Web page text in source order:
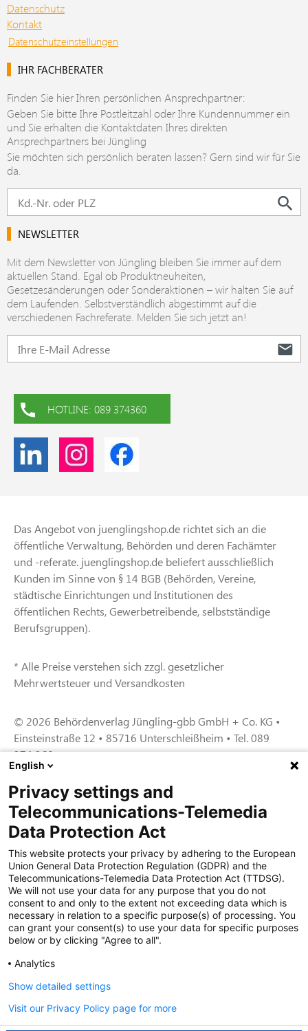
Datenschutz
Kontakt
Datenschutzeinstellungen
IHR FACHBERATER
Finden Sie hier Ihren persönlichen Ansprechpartner:
Geben Sie bitte Ihre Postleitzahl oder Ihre Kundennummer ein
und Sie erhalten die Kontaktdaten Ihres direkten
Ansprechpartners bei Jüngling
Sie möchten sich persönlich beraten lassen? Gern sind wir für Sie
da.
NEWSLETTER
Mit dem Newsletter von Jüngling bleiben Sie immer auf dem
aktuellen Stand. Egal ob Produktneuheiten,
Gesetzesänderungen oder Sonderaktionen – wir halten Sie auf
dem Laufenden. Selbstverständlich abgestimmt auf die
verschiedenen Fachreferate. Melden Sie sich jetzt an!
HOTLINE: 089 374360
Das Angebot von juenglingshop.de richtet sich an die
öffentliche Verwaltung, Behörden und deren Fachämter
und -referate. juenglingshop.de beliefert ausschließlich
Kunden im Sinne von § 14 BGB (Behörden, Vereine,
städtische Einrichtungen und Institutionen des
öffentlichen Rechts, Gewerbetreibende, selbstständige
Berufsgruppen).
* Alle Preise verstehen sich zzgl. gesetzlicher
Mehrwertsteuer und Versandkosten
© 2026 Behördenverlag Jüngling-gbb GmbH + Co. KG •
Einsteinstraße 12 • 85716 Unterschleißheim • Tel. 089
374 360
Zertifiziert für das Sicherheitsmanagem
entsystem unter TU4® durch TÜViT Essen
Zertifiziert für das QM-System nach DIN EN
ISO 9001: 2015, Reg.-Nr. 44 100 091350
durch TÜV NORD CERT
Zertifiziert für Sicherheits- und
Zertifiziert als qualifiziertes Unternehmen für
English
Privacy settings and
Telecommunications-Telemedia
Data Protection Act
This website protects your privacy by adhering to the European
Union General Data Protection Regulation (GDPR) and the
Telecommunications-Telemedia Data Protection Act (TTDSG).
We will not use your data for any purpose that you do not
consent to and only to the extent not exceeding data which is
necessary in relation to a specific purpose(s) of processing. You
can grant your consent(s) to use your data for specific purposes
below or by clicking "Agree to all".
Analytics
Show detailed settings
Visit our Privacy Policy page for more